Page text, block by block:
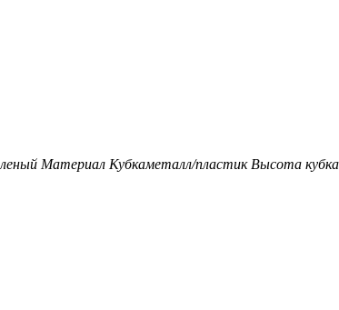
Материал Кубкаметалл/пластик Высота